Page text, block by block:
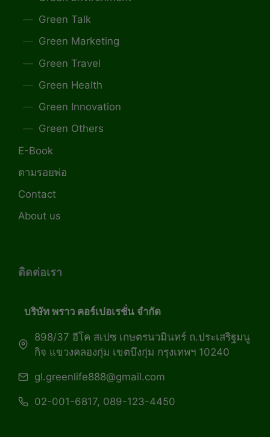
Green Talk
Green Marketing
Green Travel
Green Health
Green Innovation
Green Others
E-Book
ตามรอยพ่อ
Contact
About us
ติดต่อเรา
บริษัท พราว คอร์เปอเรชั่น จำกัด
898/37 อีโค สเปซ เกษตรนวมินทร์ ถ.ประเสริฐมนู
กิจ แขวงคลองกุ่ม เขตบึงกุ่ม กรุงเทพฯ 10240
gl.greenlife888@gmail.com
02-001-6817, 089-123-4450